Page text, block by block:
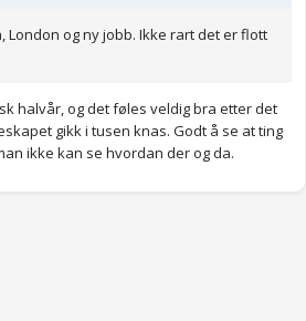
London og ny jobb. Ikke rart det er flott
halvår, og det føles veldig bra etter det
gikk i tusen knas. Godt å se at ting
ikke kan se hvordan der og da.